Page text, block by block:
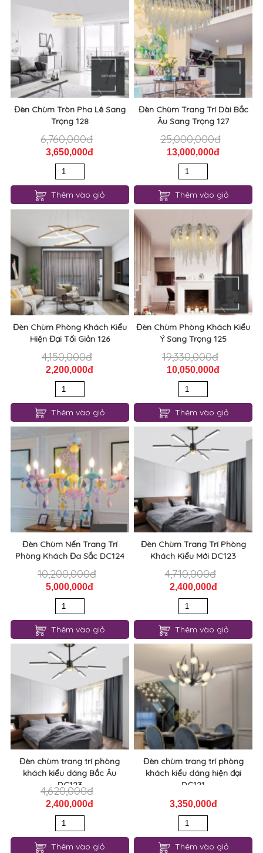
Đèn Chùm Tròn Pha Lê Sang
Trọng 128
6,760,000đ
3,650,000đ
Thêm vào giỏ
Đèn Chùm Trang Trí Dài Bắc
Âu Sang Trọng 127
25,000,000đ
13,000,000đ
Thêm vào giỏ
Đèn Chùm Phòng Khách Kiểu
Hiện Đại Tối Giản 126
4,150,000đ
2,200,000đ
Thêm vào giỏ
Đèn Chùm Phòng Khách Kiểu
Ý Sang Trọng 125
19,330,000đ
10,050,000đ
Thêm vào giỏ
Đèn Chùm Nến Trang Trí
Phòng Khách Đa Sắc DC124
10,200,000đ
5,000,000đ
Thêm vào giỏ
Đèn Chùm Trang Trí Phòng
Khách Kiểu Mới DC123
4,710,000đ
2,400,000đ
Thêm vào giỏ
Đèn chùm trang trí phòng
khách kiểu dáng Bắc Âu
DC123
4,620,000đ
2,400,000đ
Thêm vào giỏ
Đèn chùm trang trí phòng
khách kiểu dáng hiện đại
DC121
3,350,000đ
Thêm vào giỏ